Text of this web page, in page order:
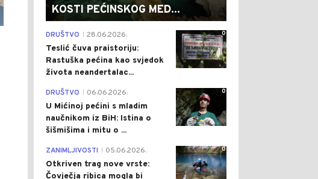
KOSTI PEĆINSKOG MED...
0
DRUŠTVO 28.06.2026.
Teslić čuva praistoriju:
Rastuška pećina kao svjedok
života neandertalac...
0
DRUŠTVO 06.06.2026.
U Mićinoj pećini s mladim
naučnikom iz BiH: Istina o
šišmišima i mitu o ...
0
ZANIMLJIVOSTI 05.06.2026.
Otkriven trag nove vrste:
Čovječja ribica mogla bi